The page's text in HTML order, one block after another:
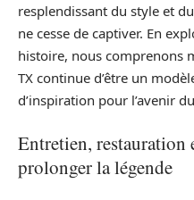
resplendissant du style et
ne cesse de captiver. En
histoire, nous comprenons
TX continue d’être un
d’inspiration pour l’avenir
Entretien, restauration
prolonger la légende